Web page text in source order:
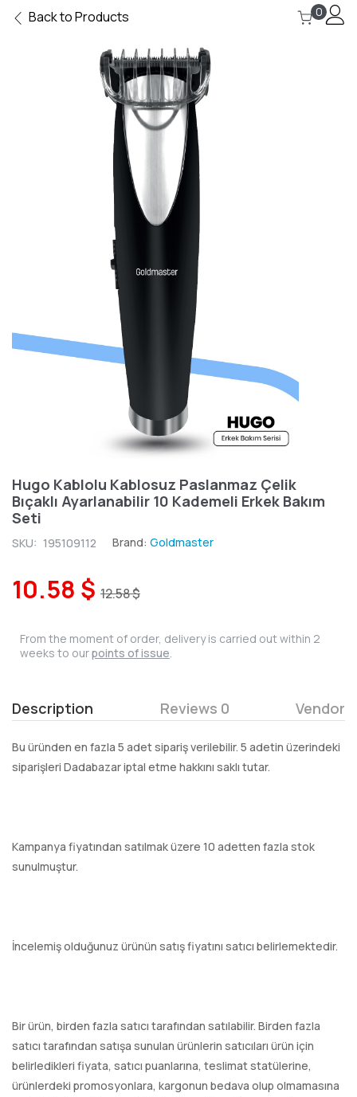
Back to Products 0
Hugo Kablolu Kablosuz Paslanmaz Çelik
Bıçaklı Ayarlanabilir 10 Kademeli Erkek Bakım
Seti
SKU: 195109112 Brand: Goldmaster
10.58 $ 12.58 $
From the moment of order, delivery is carried out within 2
weeks to ourpoints of issue.
Description Reviews 0 Vendor
Bu üründen en fazla 5 adet sipariş verilebilir. 5 adetin üzerindeki
siparişleri Dadabazar iptal etme hakkını saklı tutar.
Kampanya fiyatından satılmak üzere 10 adetten fazla stok
sunulmuştur.
İncelemiş olduğunuz ürünün satış fiyatını satıcı belirlemektedir.
Bir ürün, birden fazla satıcı tarafından satılabilir. Birden fazla
satıcı tarafından satışa sunulan ürünlerin satıcıları ürün için
belirledikleri fiyata, satıcı puanlarına, teslimat statülerine,
ürünlerdeki promosyonlara, kargonun bedava olup olmamasına